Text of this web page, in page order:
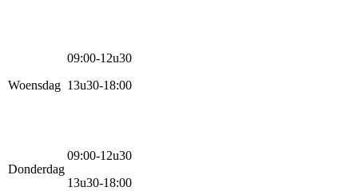
Woensdag
09:00-12u30
13u30-18:00
Donderdag
09:00-12u30
13u30-18:00